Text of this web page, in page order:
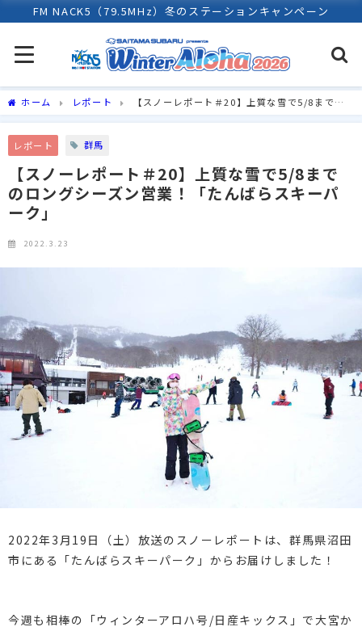
FM NACK5（79.5MHz）冬のステーションキャンペーン
ホーム レポート
【スノーレポート＃20】上質な雪で5/8までの
レポート 群馬
【スノーレポート＃20】上質な雪で5/8まで
のロングシーズン営業！「たんばらスキーパ
ーク」
2022.3.23
2022年3月19日（土）放送のスノーレポートは、群馬県沼田
市にある「たんばらスキーパーク」からお届けしました！
今週も相棒の「ウィンターアロハ号/日産キックス」で大宮か